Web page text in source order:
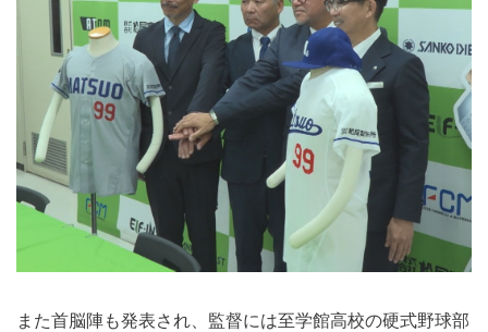
また首脳陣も発表され、監督には至学館高校の硬式野球部